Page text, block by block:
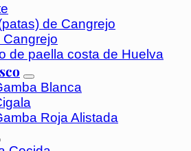
de Cangrejo
de paella costa de Huelva
Blanca
Roja Alistada